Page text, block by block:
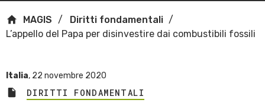
MAGIS
Diritti fondamentali
L’appello del Papa per disinvestire dai combustibili fossili
Italia, 22 novembre 2020
DIRITTI FONDAMENTALI